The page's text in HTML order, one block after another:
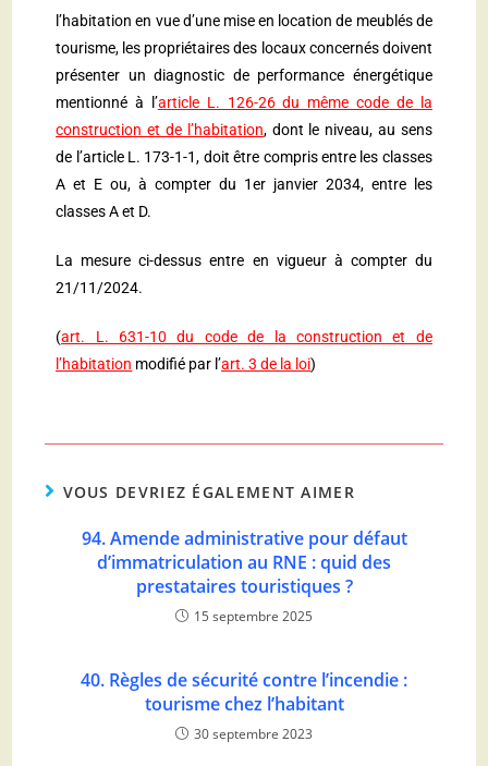
l’habitation en vue d’une mise en location de meublés de
tourisme, les propriétaires des locaux concernés doivent
présenter un diagnostic de performance énergétique
mentionné à l’article L. 126-26 du même code de la
construction et de l’habitation, dont le niveau, au sens
de l’article L. 173-1-1, doit être compris entre les classes
A et E ou, à compter du 1er janvier 2034, entre les
classes A et D.
La mesure ci-dessus entre en vigueur à compter du
21/11/2024.
(art. L. 631-10 du code de la construction et de
l’habitation modifié par l’art. 3 de la loi)
VOUS DEVRIEZ ÉGALEMENT AIMER
94. Amende administrative pour défaut
d’immatriculation au RNE : quid des
prestataires touristiques ?
15 septembre 2025
40. Règles de sécurité contre l’incendie :
tourisme chez l’habitant
30 septembre 2023